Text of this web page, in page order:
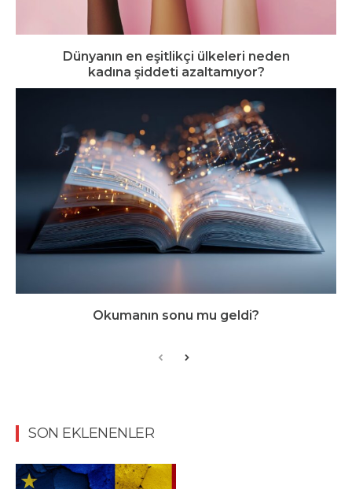
Dünyanın en eşitlikçi ülkeleri neden
kadına şiddeti azaltamıyor?
Okumanın sonu mu geldi?
SON EKLENENLER